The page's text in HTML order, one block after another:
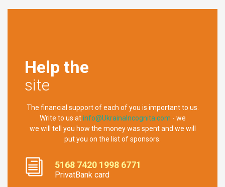
Help the
site
The financial support of each of you is important to us.
Write to us atinfo@UkrainaIncognita.com - we
we will tell you how the money was spent and we will
put you on the list of sponsors.
5168 7420 1998 6771
PrivatBank card